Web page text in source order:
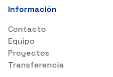
Información
Contacto
Equipo
Proyectos
Transferencia